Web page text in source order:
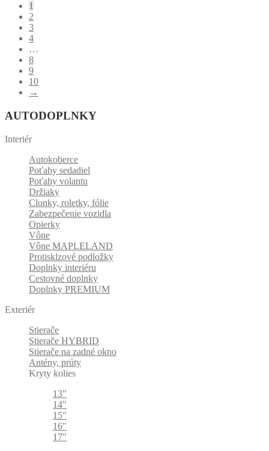
1
2
3
4
…
8
9
10
→
AUTODOPLNKY
Interiér
Autokoberce
Poťahy sedadiel
Poťahy volantu
Držiaky
Clonky, roletky, fólie
Zabezpečenie vozidla
Opierky
Vône
Vône MAPLELAND
Protisklzové podložky
Doplnky interiéru
Cestovné doplnky
Doplnky PREMIUM
Exteriér
Stierače
Stierače HYBRID
Stierače na zadné okno
Antény, prúty
Kryty kolies
13"
14"
15"
16"
17"